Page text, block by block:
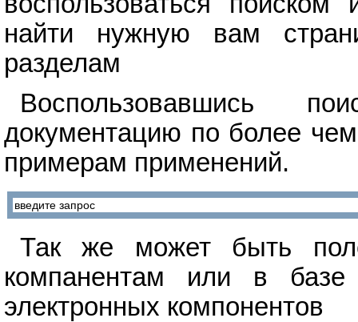
найти нужную вам
разделам
Воспользовавшись
документацию по более
примерам применений.
Так же может быть
компанентам или в базе
электронных компонентов